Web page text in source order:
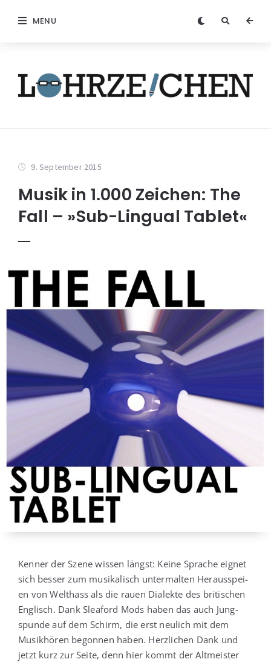
MENU
9. September 2015
Musik in 1.000 Zeichen: The
Fall – »Sub-Lingual Tablet«
Ken­ner der Sze­ne wis­sen längst: Kei­ne Spra­che eig­net
sich bes­ser zum musi­ka­lisch unter­mal­ten Her­aus­spei­
en von Welt­hass als die rau­en Dia­lek­te des bri­ti­schen
Eng­lisch. Dank Sleaford Mods haben das auch Jung­
spun­de auf dem Schirm, die erst neu­lich mit dem
Musik­hö­ren begon­nen haben. Herz­li­chen Dank und
jetzt kurz zur Sei­te, denn hier kommt der Alt­meis­ter